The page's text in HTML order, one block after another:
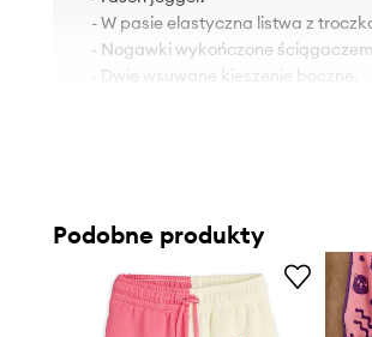
- W pasie elastyczna listwa z
- Nogawki wykończone
- Dwie wsuwane kieszenie boczne.
Podobne produkty